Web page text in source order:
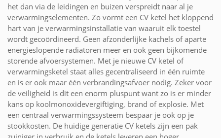
het dan via de leidingen en buizen verspreidt naar al je
verwarmingselementen. Zo vormt een CV ketel het kloppend
hart van je verwarmingsinstallatie van waaruit elk toestel
wordt gecoördineerd. Geen afzonderlijke kachels of aparte
energieslopende radiatoren meer en ook geen bijkomende
storende afvoersystemen. Met je nieuwe CV ketel of
verwarmingsketel staat alles gecentraliseerd in één ruimte
en is er ook maar één verbrandingsafvoer nodig. Zeker voor
de veiligheid is dit een enorm pluspunt want zo is er minder
kans op koolmonoxidevergiftiging, brand of explosie. Met
een centraal verwarmingssysteem bespaar je ook op je
stookkosten. De huidige generatie CV ketels zijn een pak